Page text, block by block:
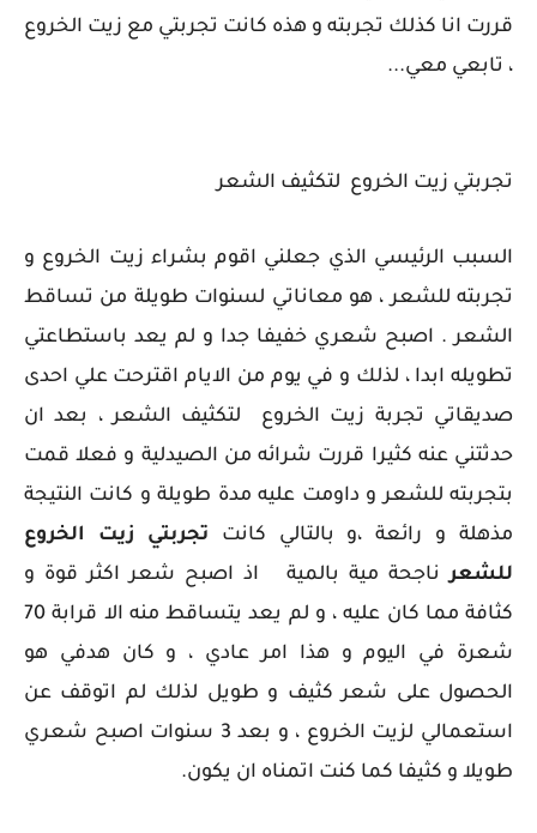
قررت انا كذلك تجربته و هذه كانت تجربتي مع زيت الخروع
، تابعي معي...
تجربتي زيت الخروع لتكثيف الشعر
السبب الرئيسي الذي جعلني اقوم بشراء زيت الخروع و
تجربته للشعر ، هو معاناتي لسنوات طويلة من تساقط
الشعر . اصبح شعري خفيفا جدا و لم يعد باستطاعتي
تطويله ابدا ، لذلك و في يوم من الايام اقترحت علي احدى
صديقاتي تجربة زيت الخروع لتكثيف الشعر ، بعد ان
حدثتني عنه كثيرا قررت شرائه من الصيدلية و فعلا قمت
بتجربته للشعر و داومت عليه مدة طويلة و كانت النتيجة
مذهلة و رائعة ،و بالتالي كانت تجربتي زيت الخروع
للشعرناجحة مية بالمية
اذ اصبح شعر اكثر قوة و
كثافة مما كان عليه ، و لم يعد يتساقط منه الا قرابة 70
شعرة في اليوم و هذا امر عادي ، و كان هدفي هو
الحصول على شعر كثيف و طويل لذلك لم اتوقف عن
استعمالي لزيت الخروع ، و بعد 3 سنوات اصبح شعري
طويلا و كثيفا كما كنت اتمناه ان يكون.